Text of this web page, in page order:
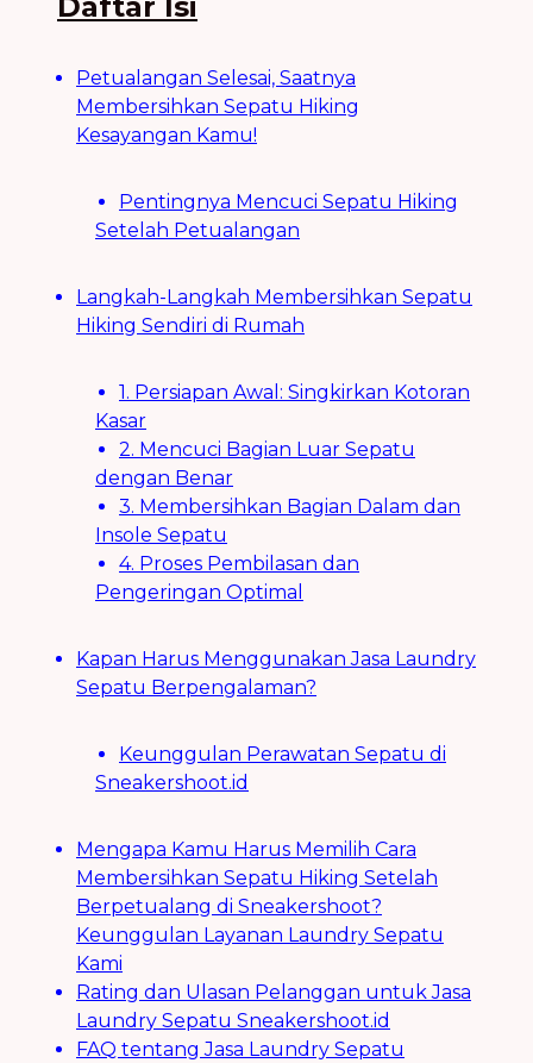
Petualangan Selesai, Saatnya
Membersihkan Sepatu Hiking
Kesayangan Kamu!
Pentingnya Mencuci Sepatu Hiking
Setelah Petualangan
Langkah-Langkah Membersihkan Sepatu
Hiking Sendiri di Rumah
1. Persiapan Awal: Singkirkan Kotoran
Kasar
2. Mencuci Bagian Luar Sepatu
dengan Benar
3. Membersihkan Bagian Dalam dan
Insole Sepatu
4. Proses Pembilasan dan
Pengeringan Optimal
Kapan Harus Menggunakan Jasa Laundry
Sepatu Berpengalaman?
Keunggulan Perawatan Sepatu di
Sneakershoot.id
Mengapa Kamu Harus Memilih Cara
Membersihkan Sepatu Hiking Setelah
Berpetualang di Sneakershoot?
Keunggulan Layanan Laundry Sepatu
Kami
Rating dan Ulasan Pelanggan untuk Jasa
Laundry Sepatu Sneakershoot.id
FAQ tentang Jasa Laundry Sepatu